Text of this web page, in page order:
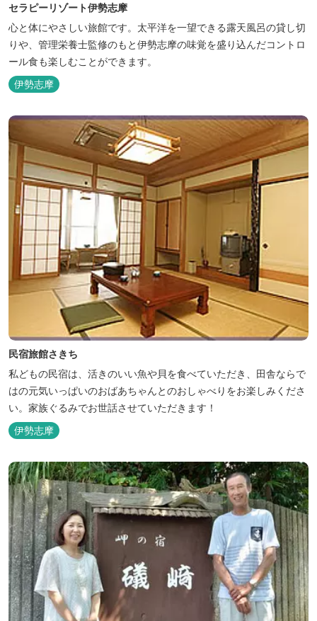
セラピーリゾート伊勢志摩
心と体にやさしい旅館です。太平洋を一望できる露天風呂の貸し切
りや、管理栄養士監修のもと伊勢志摩の味覚を盛り込んだコントロ
ール食も楽しむことができます。
伊勢志摩
民宿旅館さきち
私どもの民宿は、活きのいい魚や貝を食べていただき、田舎ならで
はの元気いっぱいのおばあちゃんとのおしゃべりをお楽しみくださ
い。家族ぐるみでお世話させていただきます！
伊勢志摩